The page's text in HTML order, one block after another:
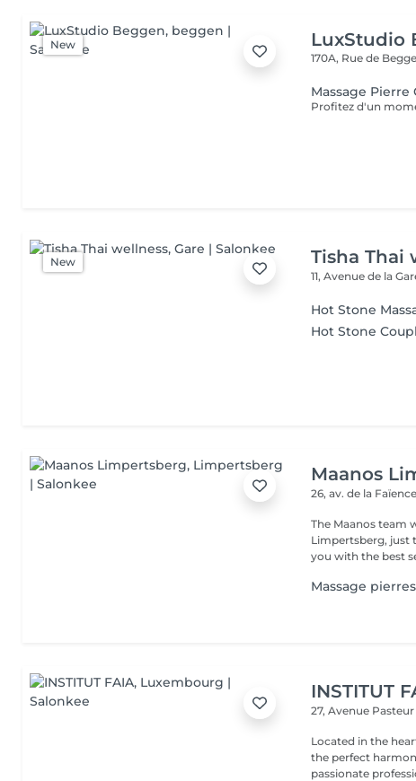
New LuxStudio
170A, Rue de
Massage Pierre
New Tisha Thai
11, Avenue de la
Hot Stone
Hot Stone
Maanos
26, av. de la
The Maanos team
Limpertsberg, just
you with the best
Massage
INSTITUT
27, Avenue Pasteur
Located in the
the perfect harmony of
passionate